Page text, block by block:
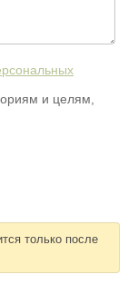
и целям,
только после